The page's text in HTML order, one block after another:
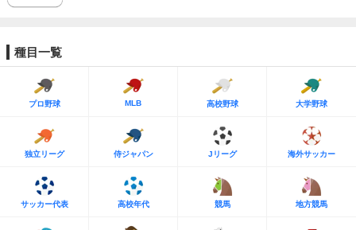
種目一覧
プロ野球 MLB 高校野球 大学野球
独立リーグ 侍ジャパン Jリーグ 海外サッカー
サッカー代表 高校年代 競馬 地方競馬